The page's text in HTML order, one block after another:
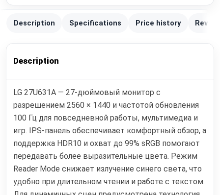
Description Specifications Price history
Description
LG 27U631A — 27-дюймовый монитор с
разрешением 2560 × 1440 и частотой обновления
100 Гц для повседневной работы, мультимедиа и
игр. IPS-панель обеспечивает комфортный обзор, а
поддержка HDR10 и охват до 99% sRGB помогают
передавать более выразительные цвета. Режим
Reader Mode снижает излучение синего света, что
удобно при длительном чтении и работе с текстом.